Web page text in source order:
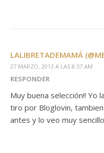
LALIBRETADEMAMÁ
27 MARZO, 2013 A LAS 8:57 AM
RESPONDER
Muy buena selección!! Yo
tiro por Bloglovin,
antes y lo veo muy